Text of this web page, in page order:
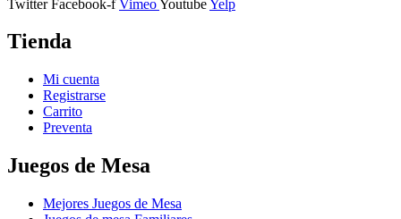
Twitter Facebook-f VimeoYoutubeYelp
Tienda
Mi cuenta
Registrarse
Carrito
Preventa
Juegos de Mesa
Mejores Juegos de Mesa